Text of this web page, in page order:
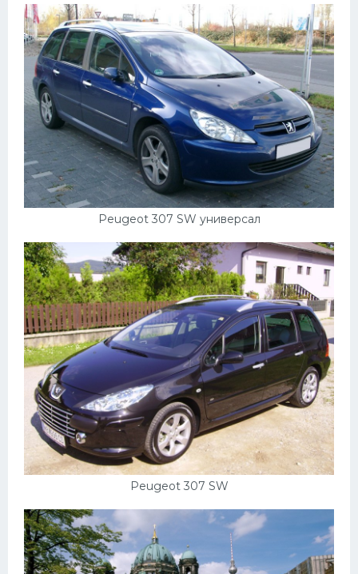
Peugeot 307 SW универсал
Peugeot 307 SW